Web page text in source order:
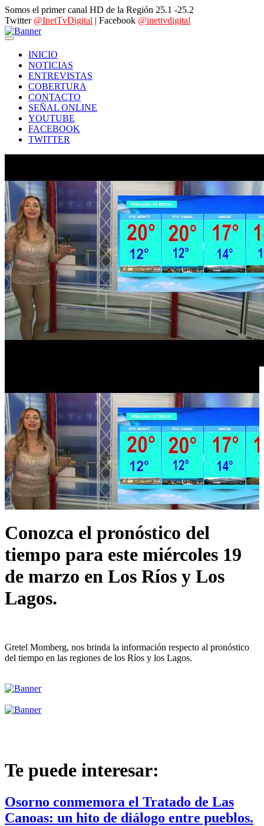
Somos el primer canal HD de la Región 25.1 -25.2
Twitter @InetTvDigital | Facebook @inettvdigital
INICIO
NOTICIAS
ENTREVISTAS
COBERTURA
CONTACTO
SEÑAL ONLINE
YOUTUBE
FACEBOOK
TWITTER
Conozca el pronóstico del
tiempo para este miércoles 19
de marzo en Los Ríos y Los
Lagos.
Gretel Momberg, nos brinda la información respecto al pronóstico
del tiempo en las regiones de los Ríos y los Lagos.
Te puede interesar:
Osorno conmemora el Tratado de Las
Canoas: un hito de diálogo entre pueblos.